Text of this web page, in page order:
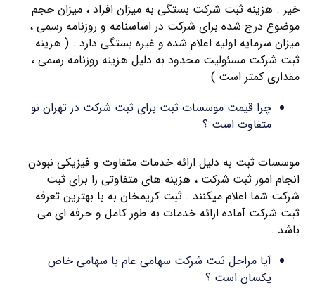
خیر . هزینه ثبت شرکت بستگی به میزان افراد ، میزان حجم
موضوع درج شده برای شرکت در اساسنامه و روزنامه رسمی ،
میزان سرمایه اولیه اعلام شده و غیره بستگی دارد . ( هزینه
ثبت شرکت مسئولیت محدود به دلیل هزینه روزنامه رسمی ،
مقداری کمتر است )
چرا قیمت موسسات ثبت برای ثبت شرکت در تهران نو
متفاوت است ؟
موسسات ثبت به دلیل ارائه خدمات متفاوت و فیزیکی نبودن
انجام امور ثبت شرکت ، هزینه های متفاوتی را برای ثبت
شرکت شما اعلام میکنند . ثبت کریمخان به با بهترین تعرفه
ثبت شرکت آماده ارائه خدمات به طور کامل و حرفه ای می
باشد .
آیا مراحل ثبت شرکت سهامی عام با سهامی خاص
یکسان است ؟